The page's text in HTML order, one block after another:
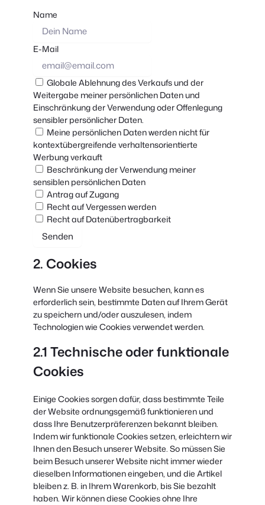
Name
E-Mail
Globale Ablehnung des Verkaufs und der
Weitergabe meiner persönlichen Daten und
Einschränkung der Verwendung oder Offenlegung
sensibler persönlicher Daten.
Meine persönlichen Daten werden nicht für
kontextübergreifende verhaltensorientierte
Werbung verkauft
Beschränkung der Verwendung meiner
sensiblen persönlichen Daten
Antrag auf Zugang
Recht auf Vergessen werden
Recht auf Datenübertragbarkeit
2. Cookies
Wenn Sie unsere Website besuchen, kann es
erforderlich sein, bestimmte Daten auf Ihrem Gerät
zu speichern und/oder auszulesen, indem
Technologien wie Cookies verwendet werden.
2.1 Technische oder funktionale
Cookies
Einige Cookies sorgen dafür, dass bestimmte Teile
der Website ordnungsgemäß funktionieren und
dass Ihre Benutzerpräferenzen bekannt bleiben.
Indem wir funktionale Cookies setzen, erleichtern wir
Ihnen den Besuch unserer Website. So müssen Sie
beim Besuch unserer Website nicht immer wieder
dieselben Informationen eingeben, und die Artikel
bleiben z. B. in Ihrem Warenkorb, bis Sie bezahlt
haben. Wir können diese Cookies ohne Ihre